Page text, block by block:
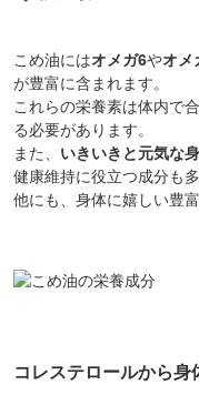
こめ油にはオメガ6やオメ
が豊富に含まれます。
これらの栄養素は体内で
る必要があります。
また、 いきいきと元気な
健康維持に役立つ成分も
他にも、身体に嬉しい豊
コレステロールから身
対象者：かわ
利用条件：3,000円
ご利
※他のク